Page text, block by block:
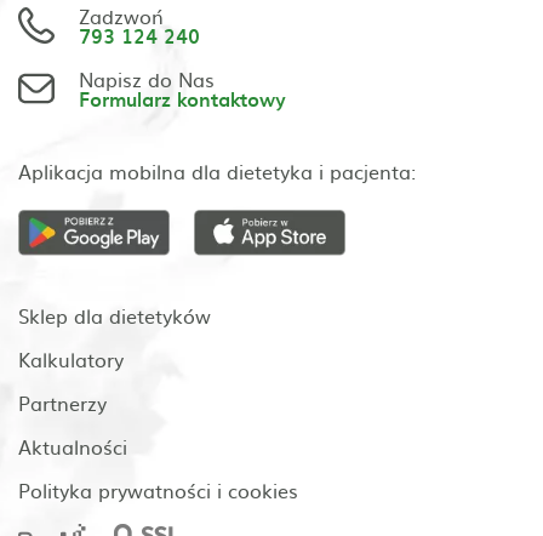
Zadzwoń
793 124 240
Napisz do Nas
Formularz kontaktowy
Aplikacja mobilna dla dietetyka i pacjenta:
Sklep dla dietetyków
Kalkulatory
Partnerzy
Aktualności
Polityka prywatności i cookies